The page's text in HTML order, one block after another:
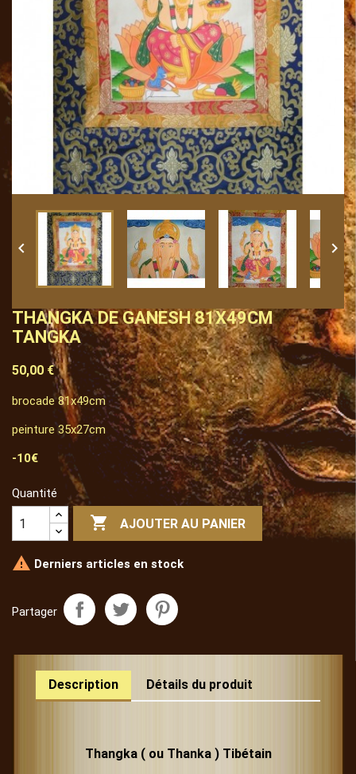
 
THANGKA DE GANESH 81X49CM
TANGKA
50,00 €
brocade 81x49cm
peinture 35x27cm
-10€
Quantité
 AJOUTER AU PANIER
 Derniers articles en stock
Partager
Description Détails du produit
Thangka ( ou Thanka ) Tibétain